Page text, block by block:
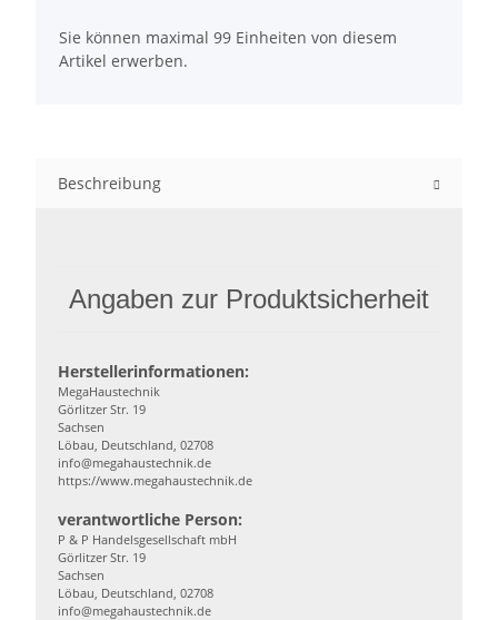
Sie können maximal 99 Einheiten von diesem
Artikel erwerben.
Beschreibung
Angaben zur Produktsicherheit
Herstellerinformationen:
MegaHaustechnik
Görlitzer Str. 19
Sachsen
Löbau, Deutschland, 02708
info@megahaustechnik.de
https://www.megahaustechnik.de
verantwortliche Person:
P & P Handelsgesellschaft mbH
Görlitzer Str. 19
Sachsen
Löbau, Deutschland, 02708
info@megahaustechnik.de